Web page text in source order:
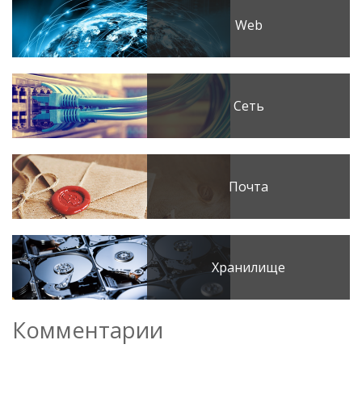
Web
Сеть
Почта
Хранилище
Комментарии